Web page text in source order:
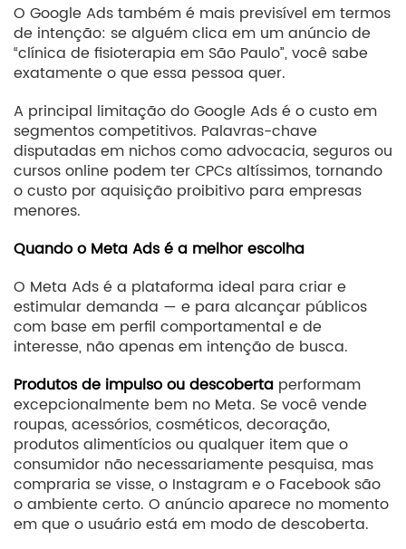
O Google Ads também é mais previsível em termos
de intenção: se alguém clica em um anúncio de
“clínica de fisioterapia em São Paulo”, você sabe
exatamente o que essa pessoa quer.
A principal limitação do Google Ads é o custo em
segmentos competitivos. Palavras-chave
disputadas em nichos como advocacia, seguros ou
cursos online podem ter CPCs altíssimos, tornando
o custo por aquisição proibitivo para empresas
menores.
Quando o Meta Ads é a melhor escolha
O Meta Ads é a plataforma ideal para criar e
estimular demanda — e para alcançar públicos
com base em perfil comportamental e de
interesse, não apenas em intenção de busca.
Produtos de impulso ou descoberta performam
excepcionalmente bem no Meta. Se você vende
roupas, acessórios, cosméticos, decoração,
produtos alimentícios ou qualquer item que o
consumidor não necessariamente pesquisa, mas
compraria se visse, o Instagram e o Facebook são
o ambiente certo. O anúncio aparece no momento
em que o usuário está em modo de descoberta.